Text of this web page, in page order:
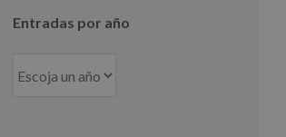
Entradas por año